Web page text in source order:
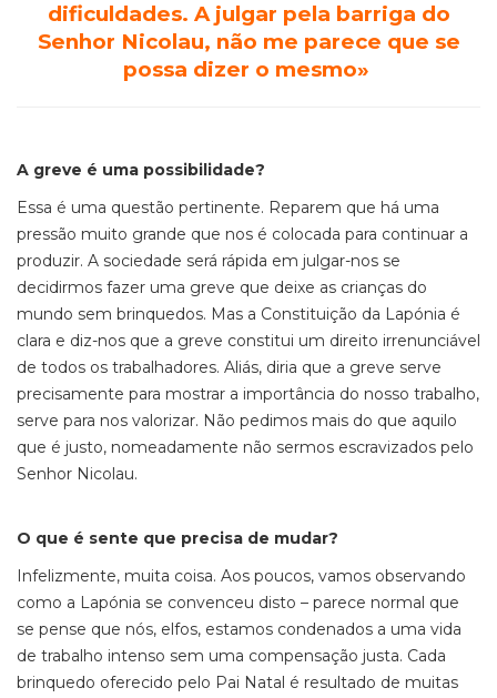
dificuldades. A julgar pela barriga do
Senhor Nicolau, não me parece que se
possa dizer o mesmo»
A greve é uma possibilidade?
Essa é uma questão pertinente. Reparem que há uma
pressão muito grande que nos é colocada para continuar a
produzir. A sociedade será rápida em julgar-nos se
decidirmos fazer uma greve que deixe as crianças do
mundo sem brinquedos. Mas a Constituição da Lapónia é
clara e diz-nos que a greve constitui um direito irrenunciável
de todos os trabalhadores. Aliás, diria que a greve serve
precisamente para mostrar a importância do nosso trabalho,
serve para nos valorizar. Não pedimos mais do que aquilo
que é justo, nomeadamente não sermos escravizados pelo
Senhor Nicolau.
O que é sente que precisa de mudar?
Infelizmente, muita coisa. Aos poucos, vamos observando
como a Lapónia se convenceu disto – parece normal que
se pense que nós, elfos, estamos condenados a uma vida
de trabalho intenso sem uma compensação justa. Cada
brinquedo oferecido pelo Pai Natal é resultado de muitas